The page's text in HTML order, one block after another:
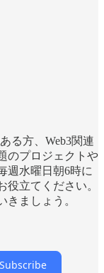
る方、Web3関連
のプロジェクトや
週水曜日朝6時に
立てください。
きましょう。
Subscribe